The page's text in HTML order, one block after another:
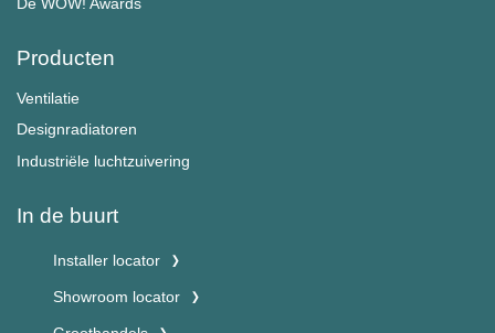
Producten
Ventilatie
Designradiatoren
Industriële luchtzuivering
In de buurt
Installer locator
Showroom locator